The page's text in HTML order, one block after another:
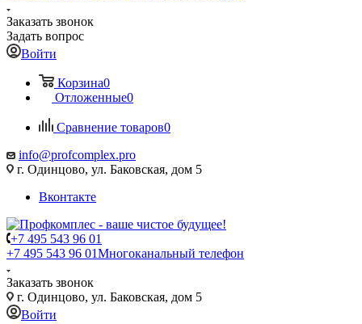
Заказать звонок
Задать вопрос
Войти
Корзина0
Отложенные0
Сравнение товаров0
info@profcomplex.pro
г. Одинцово, ул. Баковская, дом 5
Вконтакте
+7 495 543 96 01
+7 495 543 96 01Многоканальный телефон
Заказать звонок
г. Одинцово, ул. Баковская, дом 5
Войти